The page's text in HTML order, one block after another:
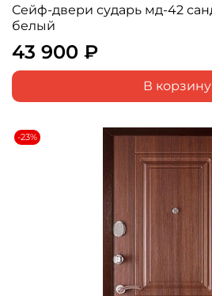
Сейф-двери сударь мд-42
белый
43 900 ₽
В корзину
-23%